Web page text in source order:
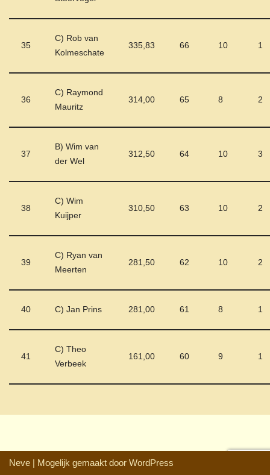
35
C) Rob van
Kolmeschate
335,83 66 10 1
36
C) Raymond
Mauritz
314,00 65 8 2
37
B) Wim van
der Wel
312,50 64 10 3
38
C) Wim
Kuijper
310,50 63 10 2
39
C) Ryan van
Meerten
281,50 62 10 2
40 C) Jan Prins 281,00 61 8 1
41
C) Theo
Verbeek
161,00 60 9 1
Neve | Mogelijk gemaakt door WordPress